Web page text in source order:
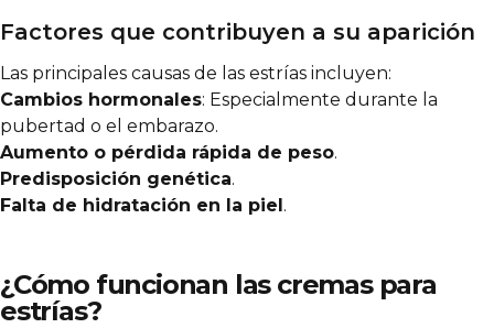
Factores que contribuyen a su aparición
Las principales causas de las estrías incluyen:
Cambios hormonales: Especialmente durante la
pubertad o el embarazo.
Aumento o pérdida rápida de peso.
Predisposición genética.
Falta de hidratación en la piel.
¿Cómo funcionan las cremas para
estrías?